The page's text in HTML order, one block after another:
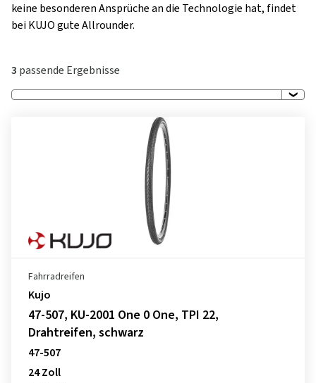
keine besonderen Ansprüche an die Technologie hat, findet
bei KUJO gute Allrounder.
3 passende Ergebnisse
Fahrradreifen
Kujo
47-507, KU-2001 One 0 One, TPI 22,
Drahtreifen, schwarz
47-507
24 Zoll